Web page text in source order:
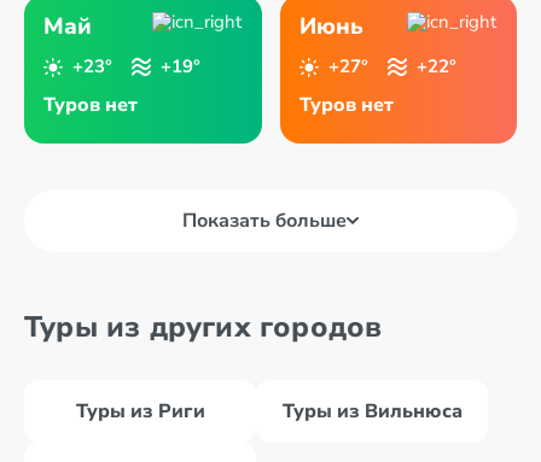
Май
+23° +19°
Туров нет
Июнь
+27° +22°
Туров нет
Показать больше
Туры из других городов
Туры из Риги Туры из Вильнюса